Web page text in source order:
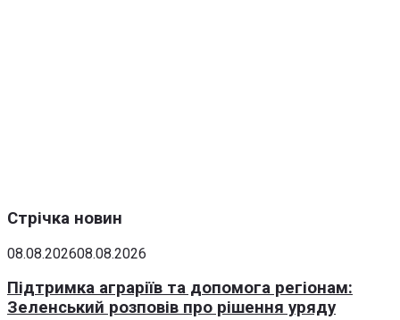
Стрічка новин
08.08.202608.08.2026
Підтримка аграріїв та допомога регіонам:
Зеленський розповів про рішення уряду